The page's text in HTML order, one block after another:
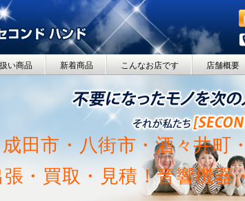
い商品 新着商品 こんなお店です 店舗概要
田市・八街市・酒々井町
・買取・見積！音響機器